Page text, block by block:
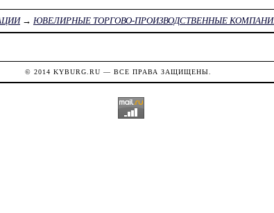
→ ЮВЕЛИРНЫЕ ТОРГОВО-ПРОИЗВОДСТВЕННЫЕ
© 2014KYBURG.RU — ВСЕ ПРАВА ЗАЩИЩЕНЫ.